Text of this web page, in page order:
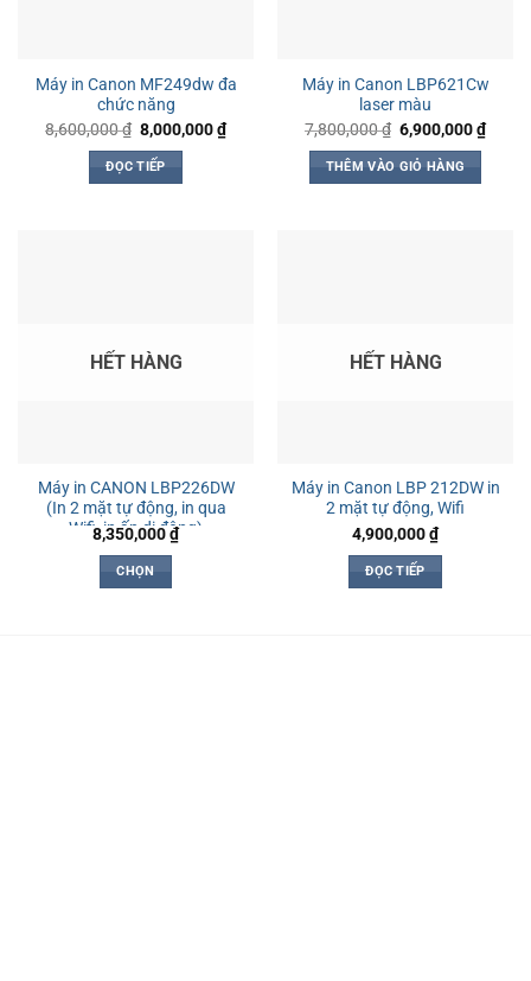
Máy in Canon MF249dw đa
chức năng
8,600,000₫ Giá
gốc
là:
8,600,000 ₫.
8,000,000₫Giá
hiện
8,000,000 ₫.
ĐỌC TIẾP
Máy in Canon LBP621Cw
laser màu
7,800,000₫ Giá
gốc
là:
7,800,000 ₫.
6,900,000₫Giá
hiện
THÊM VÀO GIỎ HÀNG
HẾT HÀNG
Máy in CANON LBP226DW
(In 2 mặt tự động, in qua
Wifi, in ấn di động)
8,350,000₫
CHỌN
HẾT HÀNG
Máy in Canon LBP 212DW in
2 mặt tự động, Wifi
4,900,000₫
ĐỌC TIẾP